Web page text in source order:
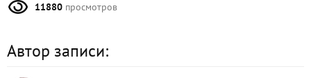
11880 просмотров
Автор записи: